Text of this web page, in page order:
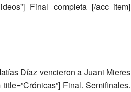
Final completa [/acc_item]
Díaz vencieron a Juani Mieres
Final. Semifinales.